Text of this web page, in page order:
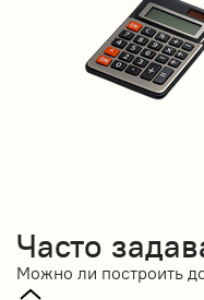
Часто
Можно ли построить